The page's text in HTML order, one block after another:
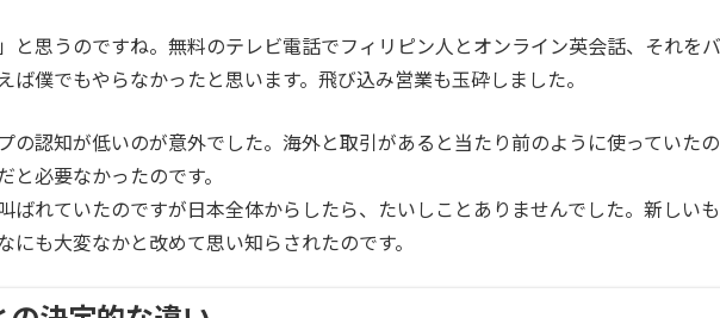
と思うのですね。無料のテレビ電話でフィリピン人とオンライン英会話、それをバ
ば僕でもやらなかったと思います。飛び込み営業も玉砕しました。
の認知が低いのが意外でした。海外と取引があると当たり前のように使っていたの
と必要なかったのです。
ばれていたのですが日本全体からしたら、たいしことありませんでした。新しいも
にも大変なかと改めて思い知らされたのです。